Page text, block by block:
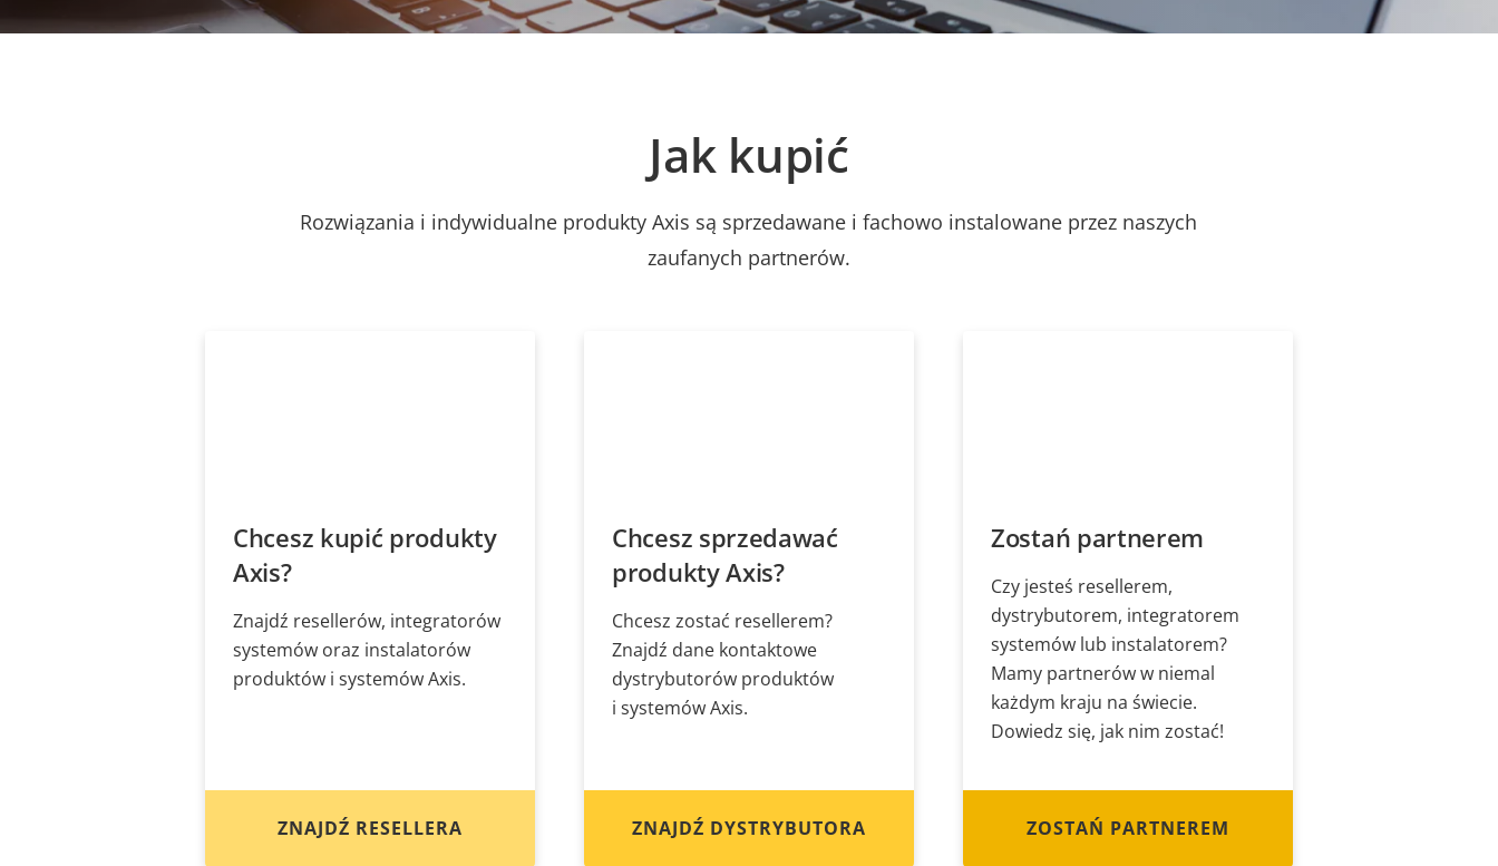
Jak kupić
Rozwiązania i indywidualne produkty Axis są sprzedawane i fachowo instalowane przez naszych
zaufanych partnerów.
Chcesz kupić produkty
Axis?
Znajdź resellerów, integratorów
systemów oraz instalatorów
produktów i systemów Axis.
ZNAJDŹ RESELLERA
Chcesz sprzedawać
produkty Axis?
Chcesz zostać resellerem?
Znajdź dane kontaktowe
dystrybutorów produktów
i systemów Axis.
ZNAJDŹ DYSTRYBUTORA
Zostań partnerem
Czy jesteś resellerem,
dystrybutorem, integratorem
systemów lub instalatorem?
Mamy partnerów w niemal
każdym kraju na świecie.
Dowiedz się, jak nim zostać!
ZOSTAŃ PARTNEREM